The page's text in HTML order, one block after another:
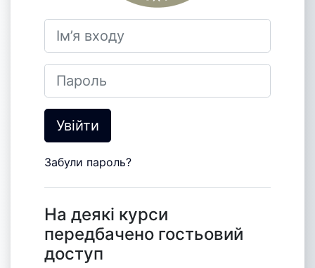
Ім’я входу
Пароль
Увійти
Забули пароль?
На деякі курси
передбачено гостьовий
доступ